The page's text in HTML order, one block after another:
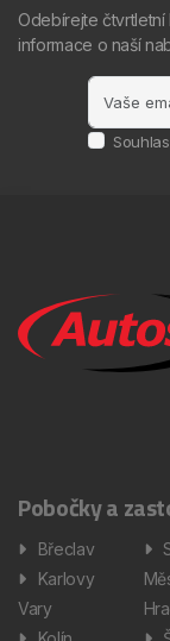
Odebírejte čtvrtletní
informace o naší
Pobočky a
Břeclav
Karlovy
Vary